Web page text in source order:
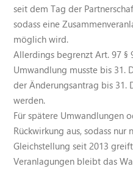
seit dem Tag der
sodass eine
möglich wird.
Allerdings begrenzt Art. 97 §
Umwandlung musste bis 31.
der Änderungsantrag bis 31.
werden.
Für spätere Umwandlungen
Rückwirkung aus, sodass nur
Gleichstellung seit 2013
Veranlagungen bleibt das